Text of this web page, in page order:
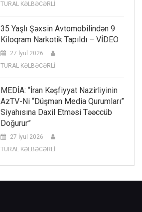
TURAL KƏLBƏCƏRLİ
35 Yaşlı Şəxsin Avtomobilindən 9
Kiloqram Narkotik Tapıldı – VİDEO
27 İyul 2026
TURAL KƏLBƏCƏRLİ
MEDİA: “İran Kəşfiyyat Nazirliyinin
AzTV-Ni “düşmən Media Qurumları”
Siyahısına Daxil Etməsi Təəccüb
Doğurur”
27 İyul 2026
TURAL KƏLBƏCƏRLİ